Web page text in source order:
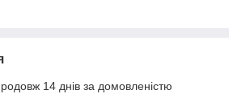
14 днів за домовленістю